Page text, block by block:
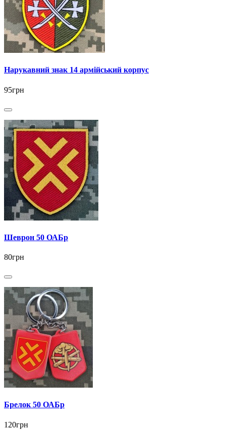
Нарукавний знак 14 армійський корпус
95грн
Шеврон 50 ОАБр
80грн
Брелок 50 ОАБр
120грн